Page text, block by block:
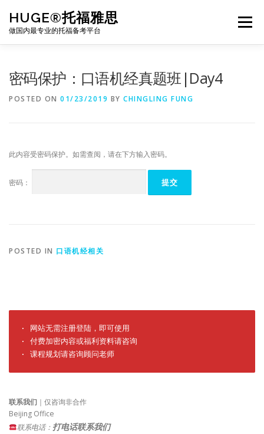
content
HUGE®托福雅思
做国内最专业的托福备考平台
Menu
BJ北京｜OFFICE 托福题库登陆
密码保护：口语机经真题班|Day4
POSTED ON 01/23/2019 BY CHINGLING FUNG
此内容受密码保护。如需查阅，请在下方输入密码。
密码：
POSTED IN 口语机经相关
· 网站无需注册登陆，即可使用
· 付费加密内容或福利资料请咨询
· 课程规划请咨询顾问老师
联系我们 ｜仅咨询非合作
Beijing Office
联系电话： 打电话联系我们